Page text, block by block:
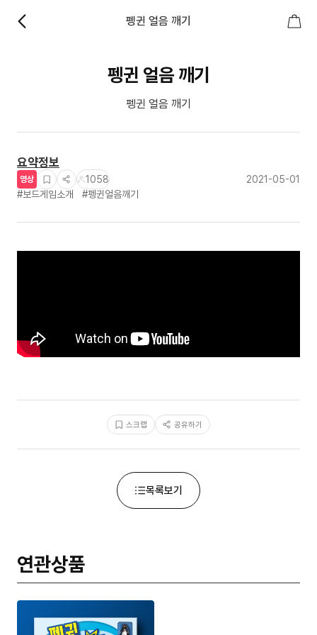
펭귄 얼음 깨기
펭귄 얼음 깨기
펭귄 얼음 깨기
요약정보
영상 1058
2021-05-01
#보드게임소개
#펭귄얼음깨기
스크랩 공유하기
목록보기
연관상품